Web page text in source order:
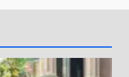
DE LA
por
Yuriria